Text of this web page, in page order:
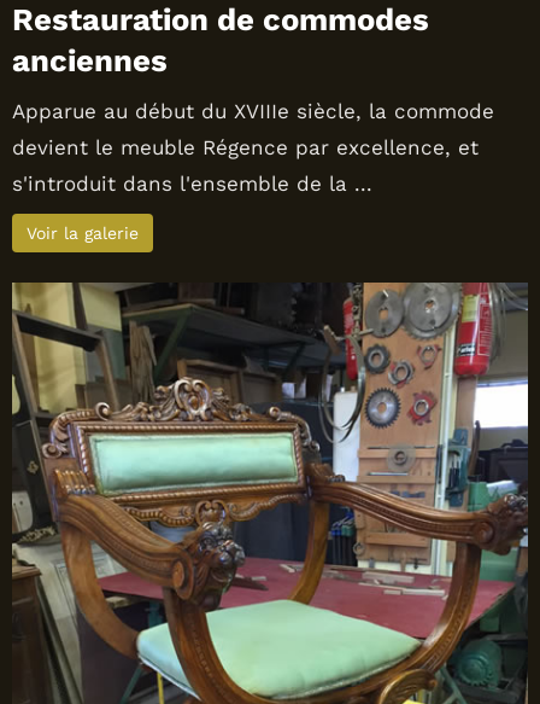
Restauration de commodes
anciennes
Apparue au début du XVIIIe siècle, la commode
devient le meuble Régence par excellence, et
s'introduit dans l'ensemble de la ...
Voir la galerie